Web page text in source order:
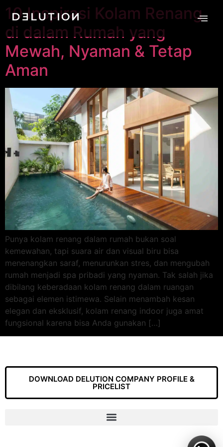
10 Inspirasi Kolam Renang
di dalam Rumah yang
Mewah, Nyaman & Tetap
Aman
Punya kolam renang dalam rumah bukan soal
kemewahan, tapi suara air dan visual biru bisa
menenangkan saraf, menurunkan stres, dan mengubah
rumah menjadi spa pribadi yang nyaman. Tak salah jika
dibilang keberadaan kolam renang dalam ruangan
sebagai elemen istimewa. Selain menambah kesan
elegan dan eksklusif, kolam renang indoor juga amat
fungsional karena bisa Anda gunakan […]
DOWNLOAD DELUTION COMPANY PROFILE &
PRICELIST